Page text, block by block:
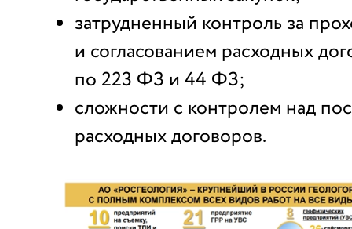
затрудненный контроль за
и согласованием расходных
по 223 ФЗ и 44 ФЗ;
сложности с контролем над
расходных договоров.